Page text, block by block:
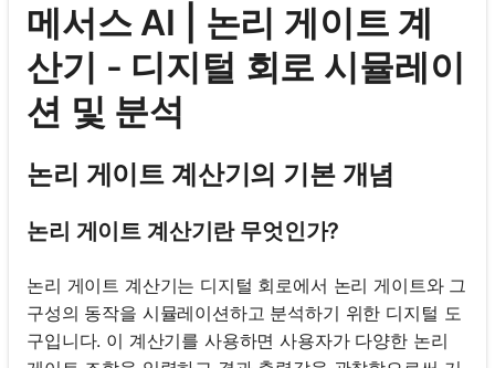
메서스 AI | 논리 게이트 계
산기 - 디지털 회로 시뮬레이
션 및 분석
논리 게이트 계산기의 기본 개념
논리 게이트 계산기란 무엇인가?
논리 게이트 계산기는 디지털 회로에서 논리 게이트와 그
구성의 동작을 시뮬레이션하고 분석하기 위한 디지털 도
구입니다. 이 계산기를 사용하면 사용자가 다양한 논리